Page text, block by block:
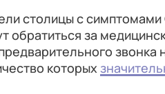
столицы с
обратиться за
которых